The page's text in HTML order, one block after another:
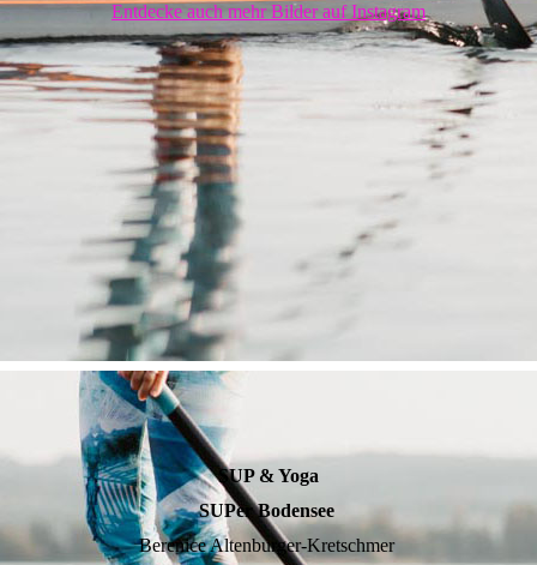
Entdecke auch mehr Bilder auf Instagram
SUP & Yoga
SUPer Bodensee
Berenice Altenburger-Kretschmer